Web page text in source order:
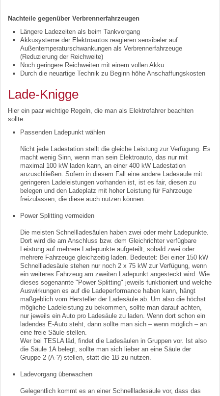
Nachteile gegenüber Verbrennerfahrzeugen
Längere Ladezeiten als beim Tankvorgang
Akkusysteme der Elektroautos reagieren sensibeler auf
Außentemperaturschwankungen als Verbrennerfahrzeuge
(Reduzierung der Reichweite)
Noch geringere Reichweiten mit einem vollen Akku
Durch die neuartige Technik zu Beginn höhe Anschaffungskosten
Lade-Knigge
Hier ein paar wichtige Regeln, die man als Elektrofahrer beachten
sollte:
Passenden Ladepunkt wählen
Nicht jede Ladestation stellt die gleiche Leistung zur Verfügung. Es
macht wenig Sinn, wenn man sein Elektroauto, das nur mit
maximal 100 kW laden kann, an einer 400 kW Ladestation
anzuschließen. Sofern in diesem Fall eine andere Ladesäule mit
geringeren Ladeleistungen vorhanden ist, ist es fair, diesen zu
belegen und den Ladeplatz mit hoher Leistung für Fahrzeuge
freizulassen, die diese auch nutzen können.
Power Splitting vermeiden
Die meisten Schnellladesäulen haben zwei oder mehr Ladepunkte.
Dort wird die am Anschluss bzw. dem Gleichrichter verfügbare
Leistung auf mehrere Ladepunkte aufgeteilt, sobald zwei oder
mehrere Fahrzeuge gleichzeitig laden. Bedeutet: Bei einer 150 kW
Schnellladesäule stehen nur noch 2 x 75 kW zur Verfügung, wenn
ein weiteres Fahrzeug am zweiten Ladepunkt angesteckt wird. Wie
dieses sogenannte "Power Splitting" jeweils funktioniert und welche
Auswirkungen es auf die Ladeperformance haben kann, hängt
maßgeblich vom Hersteller der Ladesäule ab. Um also die höchst
mögliche Ladeleistung zu bekommen, sollte man darauf achten,
nur jeweils ein Auto pro Ladesäule zu laden. Wenn dort schon ein
ladendes E-Auto steht, dann sollte man sich – wenn möglich – an
eine freie Säule stellen.
Wer bei TESLA läd, findet die Ladesäulen in Gruppen vor. Ist also
die Säule 1A belegt, sollte man sich lieber an eine Säule der
Gruppe 2 (A-?) stellen, statt die 1B zu nutzen.
Ladevorgang überwachen
Gelegentlich kommt es an einer Schnellladesäule vor, dass das